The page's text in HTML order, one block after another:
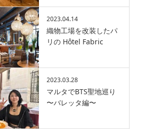
2023.04.14
織物工場を改装したパ
リの Hôtel Fabric
2023.03.28
マルタでBTS聖地巡り
〜バレッタ編〜